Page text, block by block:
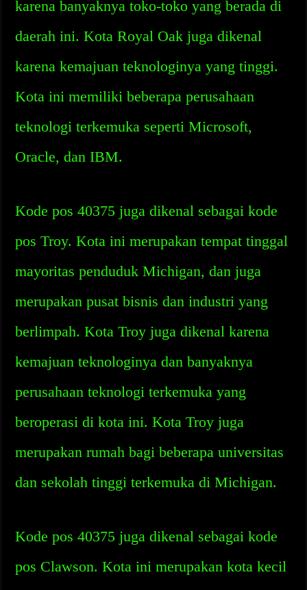
karena banyaknya toko-toko yang berada di
daerah ini. Kota Royal Oak juga dikenal
karena kemajuan teknologinya yang tinggi.
Kota ini memiliki beberapa perusahaan
teknologi terkemuka seperti Microsoft,
Oracle, dan IBM.
Kode pos 40375 juga dikenal sebagai kode
pos Troy. Kota ini merupakan tempat tinggal
mayoritas penduduk Michigan, dan juga
merupakan pusat bisnis dan industri yang
berlimpah. Kota Troy juga dikenal karena
kemajuan teknologinya dan banyaknya
perusahaan teknologi terkemuka yang
beroperasi di kota ini. Kota Troy juga
merupakan rumah bagi beberapa universitas
dan sekolah tinggi terkemuka di Michigan.
Kode pos 40375 juga dikenal sebagai kode
pos Clawson. Kota ini merupakan kota kecil